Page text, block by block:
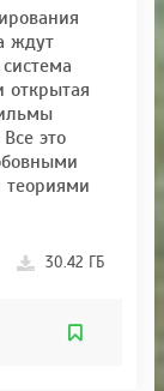
ждут
открытая
это
30.42 ГБ